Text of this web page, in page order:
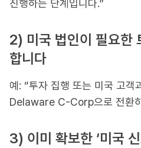
진행하는 단계입니다.”
2) 미국 법인이 필요한
합니다
예: “투자 집행 또는 미국 고객
Delaware C-Corp으로 전환
3) 이미 확보한 ‘미국